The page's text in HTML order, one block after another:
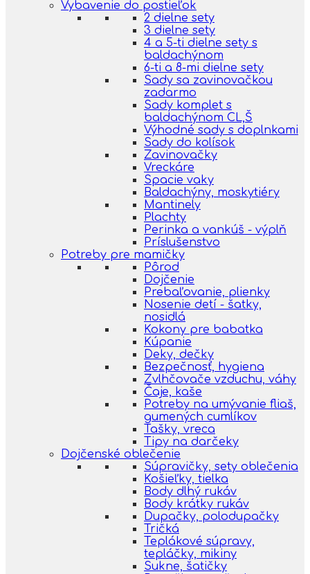
Vybavenie do postieľok
2 dielne sety
3 dielne sety
4 a 5-ti dielne sety s
baldachýnom
6-ti a 8-mi dielne sety
Sady sa zavinovačkou
zadarmo
Sady komplet s
baldachýnom CL,Š
Výhodné sady s doplnkami
Sady do kolísok
Zavinovačky
Vreckáre
Spacie vaky
Baldachýny, moskytiéry
Mantinely
Plachty
Perinka a vankúš - výplň
Príslušenstvo
Potreby pre mamičky
Pôrod
Dojčenie
Prebaľovanie, plienky
Nosenie detí - šatky,
nosidlá
Kokony pre babatka
Kúpanie
Deky, dečky
Bezpečnosť, hygiena
Zvlhčovače vzduchu, váhy
Čaje, kaše
Potreby na umývanie fliaš,
gumených cumlíkov
Tašky, vreca
Tipy na darčeky
Dojčenské oblečenie
Súpravičky, sety oblečenia
Košieľky, tielka
Body dlhý rukáv
Body krátky rukáv
Dupačky, polodupačky
Tričká
Teplákové súpravy,
tepláčky, mikiny
Sukne, šatičky